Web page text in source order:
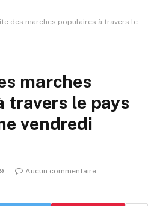
marches populaires à travers le pays pour le 12ème vendredi consécutif
marches
travers le pays
vendredi
Aucun commentaire